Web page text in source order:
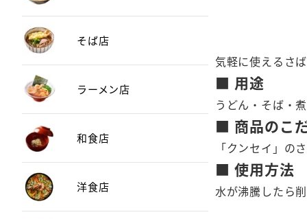
気軽に使えるさ
■ 用途
うどん・そば・
■ 商品のこ
「クンセイ」の
■ 使用方法
水が沸騰したら
そば店
ラーメン店
和食店
洋食店